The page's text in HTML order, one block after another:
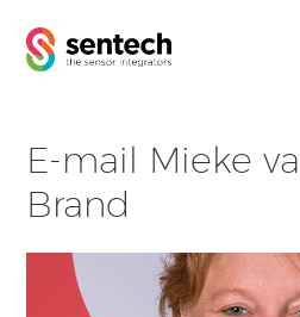
E-mail Mieke
Brand